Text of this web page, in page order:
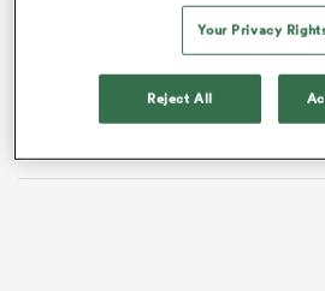
, auteur d’un doublé (42e,
Bleus était encore là pour
toute fin de partie, non pas avec
mais avec un sauvetage défensif
devant Jefferson Lee-Joseph.
Your Privacy
Reject All